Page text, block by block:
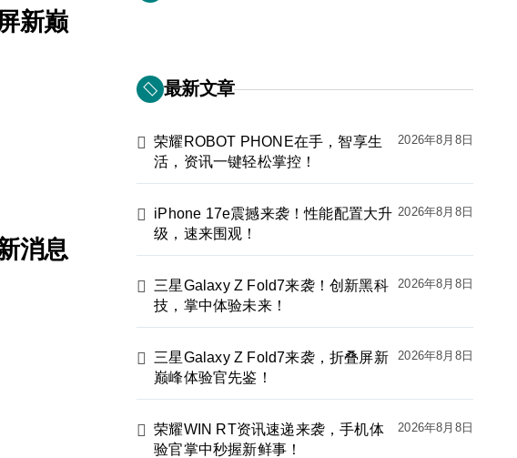
新巅
消息
最新文章
荣耀ROBOT PHONE在手，智享生
活，资讯一键轻松掌控！
2026年8月8日
iPhone 17e震撼来袭！性能配置大升
级，速来围观！
2026年8月8日
三星Galaxy Z Fold7来袭！创新黑科
技，掌中体验未来！
2026年8月8日
三星Galaxy Z Fold7来袭，折叠屏新
巅峰体验官先鉴！
2026年8月8日
荣耀WIN RT资讯速递来袭，手机体
验官掌中秒握新鲜事！
2026年8月8日